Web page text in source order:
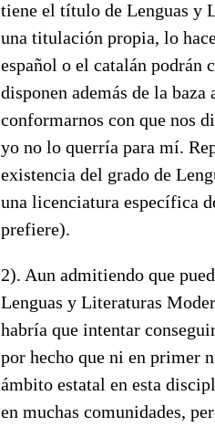
tiene el título de Lenguas y
una titulación propia, lo
español o el catalán podrán
disponen además de la
conformarnos con que nos
yo no lo querría para mí.
existencia del grado de
una licenciatura específica
prefiere).
2). Aun admitiendo que
Lenguas y Literaturas
habría que intentar
por hecho que ni en primer
ámbito estatal en esta
en muchas comunidades,